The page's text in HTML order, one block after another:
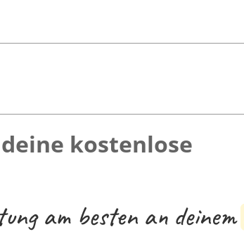
kostenlose
am besten an deinem